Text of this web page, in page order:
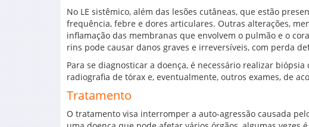
No LE sistêmico, além das lesões cutâneas, que estão
frequência, febre e dores articulares. Outras alterações,
inflamação das membranas que envolvem o pulmão e o
rins pode causar danos graves e irreversíveis, com perda
Para se diagnosticar a doença, é necessário realizar
radiografia de tórax e, eventualmente, outros exames, de
Tratamento
O tratamento visa interromper a auto-agressão causada